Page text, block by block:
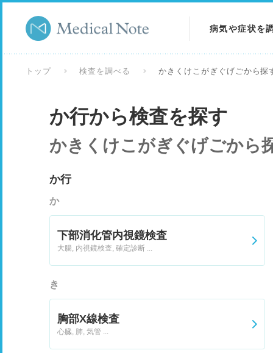
病気や症状を
検査を調べる
トップ 検査を調べる かきくけこがぎぐげごから探
か行から検査を探す
かきくけこがぎぐげごから
か行
か
下部消化管内視鏡検査
大腸, 内視鏡検査, 確定診断 ...
き
胸部X線検査
心臓, 肺, 気管 ...